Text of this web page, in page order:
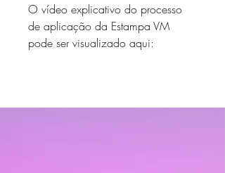
O vídeo explicativo do processo
de aplicação da Estampa VM
pode ser visualizado aqui: